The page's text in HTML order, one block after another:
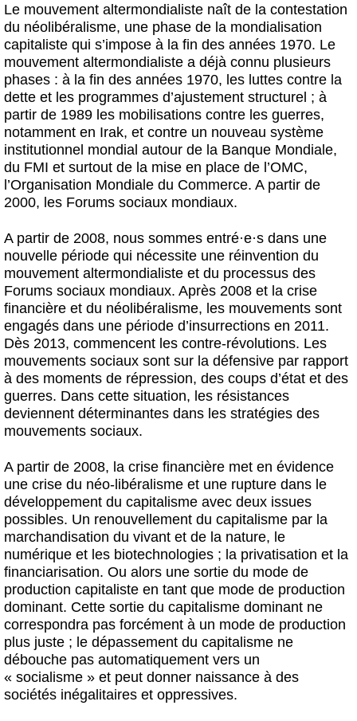
Le mouvement altermondialiste naît de la contestation
du néolibéralisme, une phase de la mondialisation
capitaliste qui s’impose à la fin des années 1970. Le
mouvement altermondialiste a déjà connu plusieurs
phases : à la fin des années 1970, les luttes contre la
dette et les programmes d’ajustement structurel ; à
partir de 1989 les mobilisations contre les guerres,
notamment en Irak, et contre un nouveau système
institutionnel mondial autour de la Banque Mondiale,
du FMI et surtout de la mise en place de l’OMC,
l’Organisation Mondiale du Commerce. A partir de
2000, les Forums sociaux mondiaux.
A partir de 2008, nous sommes entré·e·s dans une
nouvelle période qui nécessite une réinvention du
mouvement altermondialiste et du processus des
Forums sociaux mondiaux. Après 2008 et la crise
financière et du néolibéralisme, les mouvements sont
engagés dans une période d’insurrections en 2011.
Dès 2013, commencent les contre-révolutions. Les
mouvements sociaux sont sur la défensive par rapport
à des moments de répression, des coups d’état et des
guerres. Dans cette situation, les résistances
deviennent déterminantes dans les stratégies des
mouvements sociaux.
A partir de 2008, la crise financière met en évidence
une crise du néo-libéralisme et une rupture dans le
développement du capitalisme avec deux issues
possibles. Un renouvellement du capitalisme par la
marchandisation du vivant et de la nature, le
numérique et les biotechnologies ; la privatisation et la
financiarisation. Ou alors une sortie du mode de
production capitaliste en tant que mode de production
dominant. Cette sortie du capitalisme dominant ne
correspondra pas forcément à un mode de production
plus juste ; le dépassement du capitalisme ne
débouche pas automatiquement vers un
« socialisme » et peut donner naissance à des
sociétés inégalitaires et oppressives.